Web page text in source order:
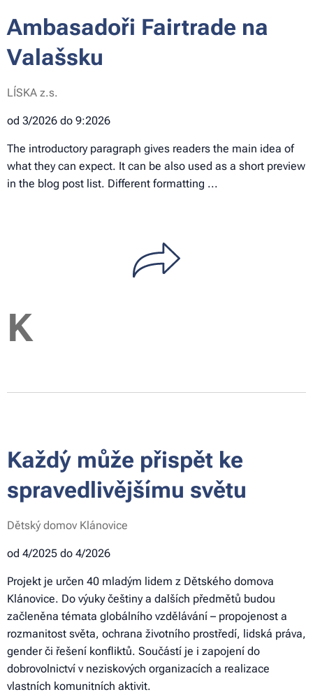
Ambasadoři Fairtrade na
Valašsku
LÍSKA z.s.
od 3/2026 do 9:2026
The introductory paragraph gives readers the main idea of
what they can expect. It can be also used as a short preview
in the blog post list. Different formatting ...
K
Každý může přispět ke
spravedlivějšímu světu
Dětský domov Klánovice
od 4/2025 do 4/2026
Projekt je určen 40 mladým lidem z Dětského domova
Klánovice. Do výuky češtiny a dalších předmětů budou
začleněna témata globálního vzdělávání – propojenost a
rozmanitost světa, ochrana životního prostředí, lidská práva,
gender či řešení konfliktů. Součástí je i zapojení do
dobrovolnictví v neziskových organizacích a realizace
vlastních komunitních aktivit.